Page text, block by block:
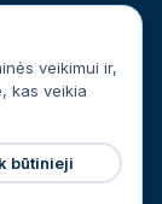
veikimui ir,
kas veikia
būtinieji